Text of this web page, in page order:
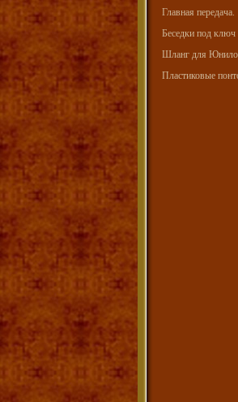
Главная передача.
Беседки под ключ
Шланг для
Пластиковые